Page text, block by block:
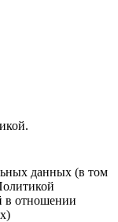
данных (в том
в отношении